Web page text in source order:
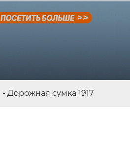
- Дорожная сумка 1917